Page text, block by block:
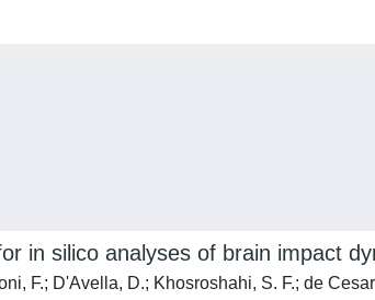
in silico analyses of brain impact
F.; D'Avella, D.; Khosroshahi, S. F.; de